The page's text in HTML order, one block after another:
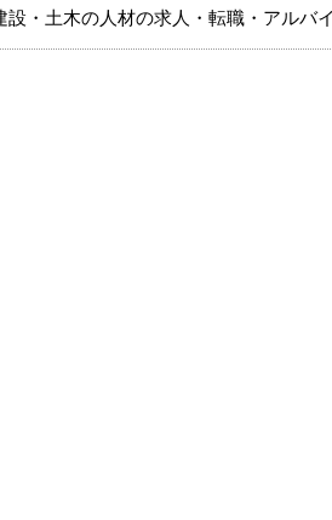
設・土木の人材の求人・転職・アルバ